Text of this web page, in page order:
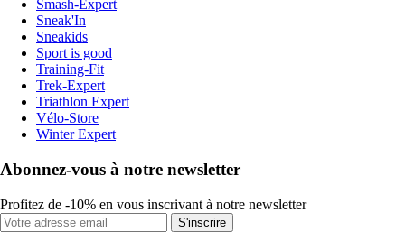
Smash-Expert
Sneak'In
Sneakids
Sport is good
Training-Fit
Trek-Expert
Triathlon Expert
Vélo-Store
Winter Expert
Abonnez-vous à notre newsletter
Profitez de -10% en vous inscrivant à notre newsletter
S'inscrire